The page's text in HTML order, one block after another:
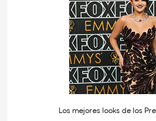
Los mejores looks de los